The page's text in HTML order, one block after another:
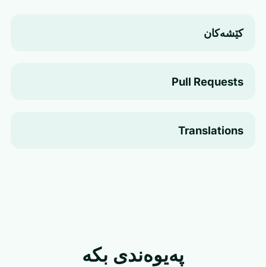
کێشەکان
Pull Requests
Translations
پەیوەندی بکە